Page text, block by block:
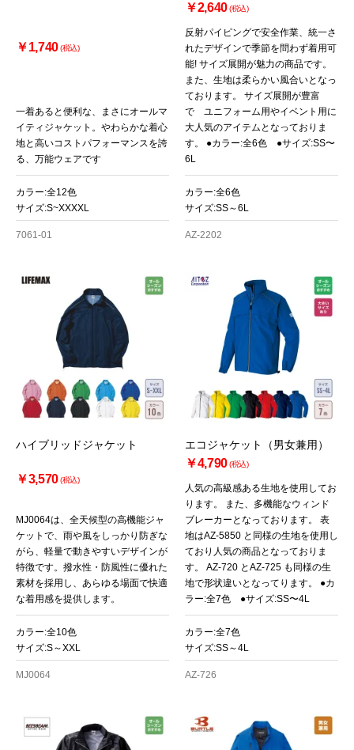
￥1,740(税込)
一着あると便利な、まさにオールマ
イティジャケット。やわらかな着心
地と高いコストパフォーマンスを誇
る、万能ウェアです
カラー:全12色
サイズ:S~XXXXL
7061-01
￥2,640(税込)
反射パイピングで安全作業、統一さ
れたデザインで季節を問わず着用可
能! サイズ展開が魅力の商品です。
また、生地は柔らかい風合いとなっ
ております。 サイズ展開が豊富
で ユニフォーム用やイベント用に
大人気のアイテムとなっておりま
す。 ●カラー:全6色 ●サイズ:SS〜
6L
カラー:全6色
サイズ:SS～6L
AZ-2202
ハイブリッドジャケット
￥3,570(税込)
MJ0064は、全天候型の高機能ジャ
ケットで、雨や風をしっかり防ぎな
がら、軽量で動きやすいデザインが
特徴です。撥水性・防風性に優れた
素材を採用し、あらゆる場面で快適
な着用感を提供します。
カラー:全10色
サイズ:S～XXL
MJ0064
エコジャケット（男女兼用）
￥4,790(税込)
人気の高級感ある生地を使用してお
ります。 また、多機能なウィンド
ブレーカーとなっております。 表
地はAZ-5850 と同様の生地を使用し
ており人気の商品となっておりま
す。 AZ-720 とAZ-725 も同様の生
地で形状違いとなってります。 ●カ
ラー:全7色 ●サイズ:SS〜4L
カラー:全7色
サイズ:SS～4L
AZ-726